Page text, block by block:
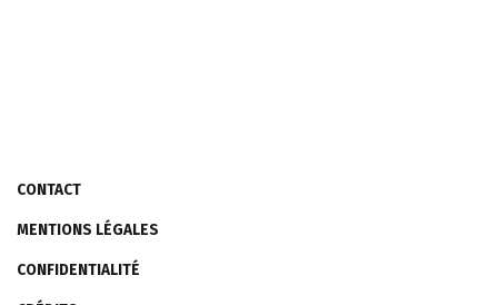
CONTACT
MENTIONS LÉGALES
CONFIDENTIALITÉ